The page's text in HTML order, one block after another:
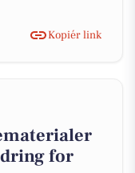
Kopiér link
for